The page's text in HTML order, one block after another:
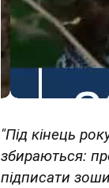
"Під кінець
збираються:
підписати